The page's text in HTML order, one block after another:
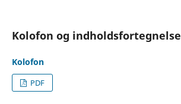
Kolofon og indholdsfortegnelse
Kolofon
PDF